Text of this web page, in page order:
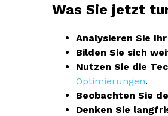
Was Sie jetzt
Analysieren Sie
Bilden Sie sich
Nutzen Sie die
Optimierungen.
Beobachten Sie
Denken Sie